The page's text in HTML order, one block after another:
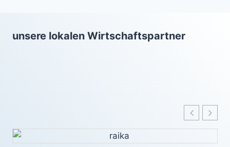
unsere lokalen Wirtschaftspartner